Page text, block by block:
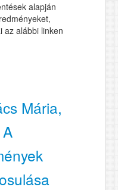
alapján
az alábbi linken
Mária,